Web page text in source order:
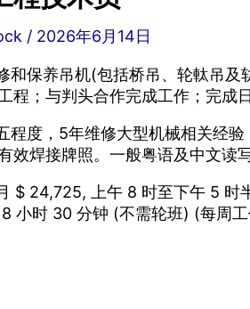
/ 2026年6月14日
和保养吊机(包括桥吊、轮軚吊
程；与判头合作完成工作；完成
程度，5年维修大型机械相关经
效焊接牌照。一般粤语及中文读
$ 24,725, 上午 8 时至下午 5 时
小时 30 分钟 (不需轮班) (每周